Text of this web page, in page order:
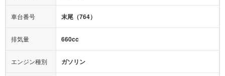
ミュージックプレイヤー接続可
後席モニター
衝撃緩和ヘッドレスト
サポカー
アクセル踏み間違い（誤発進）防止装置
車台番号 末尾（764）
排気量 660cc
エンジン種別 ガソリン